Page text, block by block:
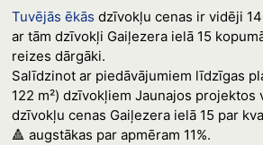
Tuvējās ēkās dzīvokļu cenas ir vidēji
ar tām dzīvokļi Gaiļezera ielā 15
reizes dārgāki.
Salīdzinot ar piedāvājumiem līdzīgas
122 m²) dzīvokļiem Jaunajos projektos
dzīvokļu cenas Gaiļezera ielā 15 par
🔺 augstākas par apmēram 11%.